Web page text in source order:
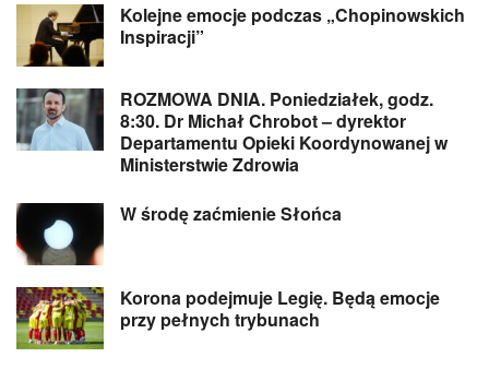
Kolejne emocje podczas „Chopinowskich
Inspiracji”
ROZMOWA DNIA. Poniedziałek, godz.
8:30. Dr Michał Chrobot – dyrektor
Departamentu Opieki Koordynowanej w
Ministerstwie Zdrowia
W środę zaćmienie Słońca
Korona podejmuje Legię. Będą emocje
przy pełnych trybunach